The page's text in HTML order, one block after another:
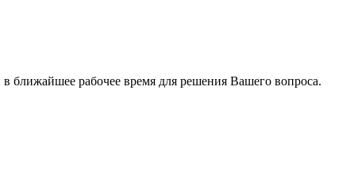
ближайшее рабочее время для решения Вашего вопроса.